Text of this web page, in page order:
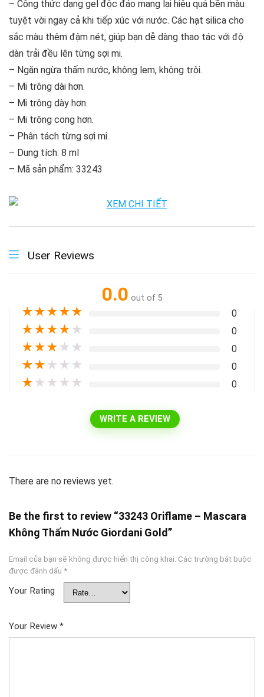
– Công thức dạng gel độc đáo mang lại hiệu quả bền màu
tuyệt vời ngay cả khi tiếp xúc với nước. Các hạt silica cho
sắc màu thêm đậm nét, giúp bạn dễ dàng thao tác với độ
dàn trải đều lên từng sợi mi.
– Ngăn ngừa thấm nước, không lem, không trôi.
– Mi trông dài hơn.
– Mi trông dày hơn.
– Mi trông cong hơn.
– Phân tách từng sợi mi.
– Dung tích: 8 ml
– Mã sản phẩm: 33243
User Reviews
0.0 out of 5
★★★★★ 0
★★★★ ★ 0
★★★ ★ ★ 0
★★ ★ ★ ★ 0
★ ★ ★ ★ ★ 0
WRITE A REVIEW
There are no reviews yet.
Be the first to review “33243 Oriflame – Mascara
Không Thấm Nước Giordani Gold”
Email của bạn sẽ không được hiển thị công khai. Các trường bắt buộc
được đánh dấu *
Your Rating
Your Review *